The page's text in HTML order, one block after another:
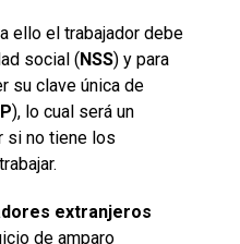
ello el trabajador debe
social (NSS) y para
su clave única de
), lo cual será un
si no tiene los
extranjeros
de amparo